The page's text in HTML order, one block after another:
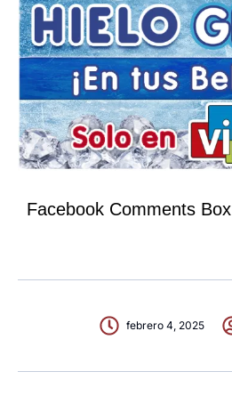
Facebook Comments Box
febrero 4, 2025